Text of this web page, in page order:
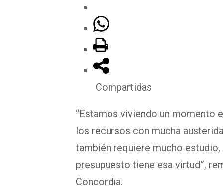
Compartidas
“Estamos viviendo un momento
los recursos con mucha
también requiere mucho
presupuesto tiene esa virtud”,
Concordia.